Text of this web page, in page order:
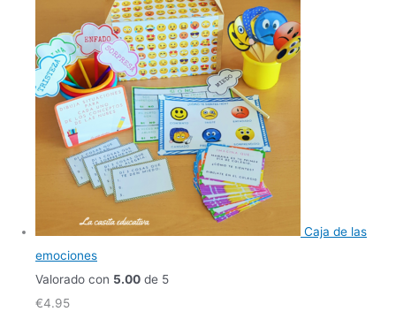
Caja de las
emociones
Valorado con 5.00 de 5
€4.95